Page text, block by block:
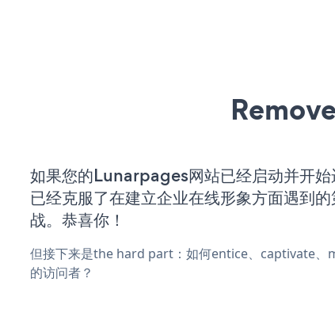
如果您的Lunarpages网站已经启动并开始
已经克服了在建立企业在线形象方面遇到
战。恭喜你！
但接下来是the hard part：如何entice、captivate、
的访问者？